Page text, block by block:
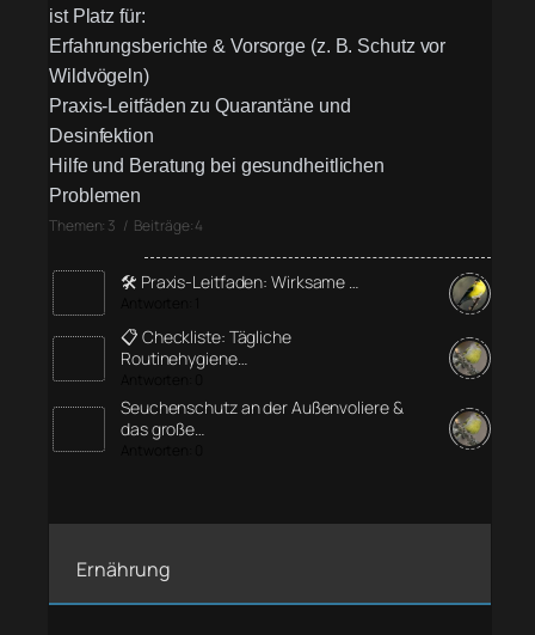
ist Platz für:
Erfahrungsberichte & Vorsorge (z. B. Schutz vor
Wildvögeln)
Praxis-Leitfäden zu Quarantäne und
Desinfektion
Hilfe und Beratung bei gesundheitlichen
Problemen
Themen: 3 / Beiträge: 4
🛠️ Praxis-Leitfaden: Wirksame …
📋 Checkliste: Tägliche
Routinehygiene…
Seuchenschutz an der Außenvoliere &
das große…
Ernährung